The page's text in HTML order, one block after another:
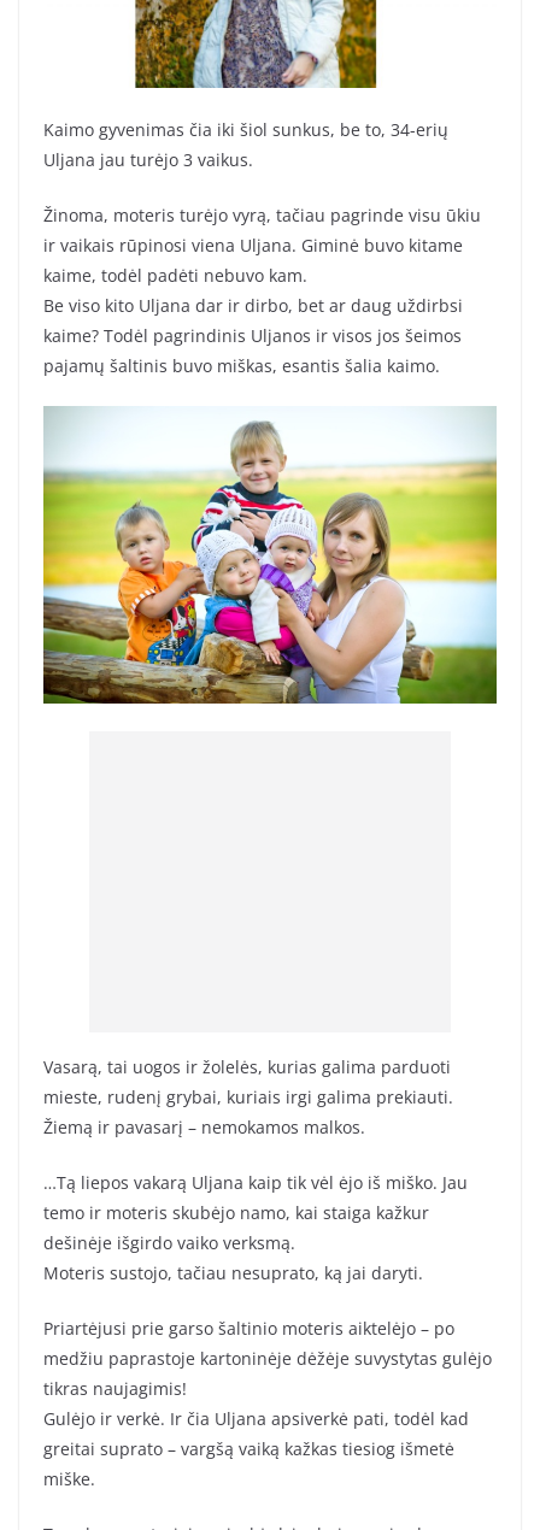
Kaimo gyvenimas čia iki šiol sunkus, be to, 34-erių
Uljana jau turėjo 3 vaikus.
Žinoma, moteris turėjo vyrą, tačiau pagrinde visu ūkiu
ir vaikais rūpinosi viena Uljana. Giminė buvo kitame
kaime, todėl padėti nebuvo kam.
Be viso kito Uljana dar ir dirbo, bet ar daug uždirbsi
kaime? Todėl pagrindinis Uljanos ir visos jos šeimos
pajamų šaltinis buvo miškas, esantis šalia kaimo.
Vasarą, tai uogos ir žolelės, kurias galima parduoti
mieste, rudenį grybai, kuriais irgi galima prekiauti.
Žiemą ir pavasarį – nemokamos malkos.
…Tą liepos vakarą Uljana kaip tik vėl ėjo iš miško. Jau
temo ir moteris skubėjo namo, kai staiga kažkur
dešinėje išgirdo vaiko verksmą.
Moteris sustojo, tačiau nesuprato, ką jai daryti.
Priartėjusi prie garso šaltinio moteris aiktelėjo – po
medžiu paprastoje kartoninėje dėžėje suvystytas gulėjo
tikras naujagimis!
Gulėjo ir verkė. Ir čia Uljana apsiverkė pati, todėl kad
greitai suprato – vargšą vaiką kažkas tiesiog išmetė
miške.